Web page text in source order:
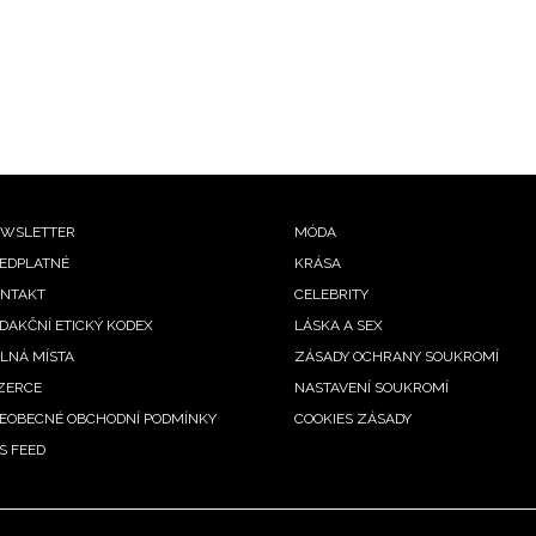
ETICKÝ KODEX
MÍSTA
OBCHODNÍ PODMÍNKY
FEED
MÓDA
KRÁSA
CELEBRITY
LÁSKA A SEX
ZÁSADY OCHRANY SOUKROMÍ
NASTAVENÍ SOUKROMÍ
COOKIES ZÁSADY